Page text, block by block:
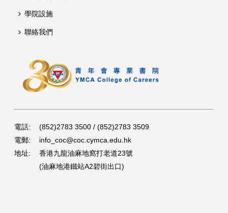
學院設施
聯絡我們
電話:
(852)2783 3500 / (852)2783 3509
電郵:
info_coc@coc.cymca.edu.hk
地址:
香港九龍油麻地窩打老道23號
(油麻地港鐵站A2碧街出口)